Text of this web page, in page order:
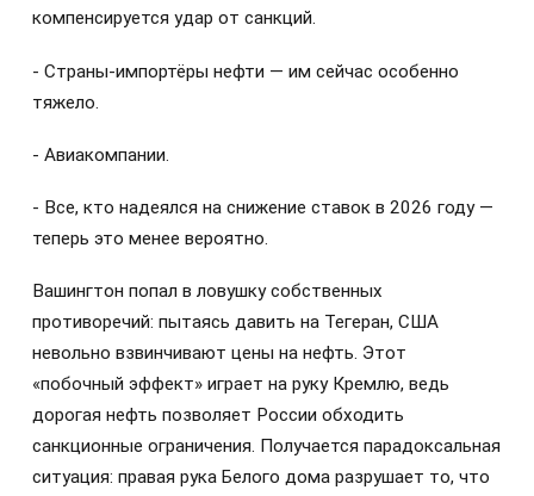
компенсируется удар от санкций.
- Страны-импортёры нефти — им сейчас особенно
тяжело.
- Авиакомпании.
- Все, кто надеялся на снижение ставок в 2026 году —
теперь это менее вероятно.
Вашингтон попал в ловушку собственных
противоречий: пытаясь давить на Тегеран, США
невольно взвинчивают цены на нефть. Этот
«побочный эффект» играет на руку Кремлю, ведь
дорогая нефть позволяет России обходить
санкционные ограничения. Получается парадоксальная
ситуация: правая рука Белого дома разрушает то, что